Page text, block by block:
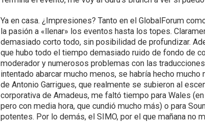
Ya en casa. ¿Impresiones? Tanto en el GlobalForum
la pasión a «llenar» los eventos hasta los topes.
demasiado corto todo, sin posibilidad de profundizar.
que hubo todo el tiempo demasiado ruido de fondo de
moderador y numerosos problemas con las
intentado abarcar mucho menos, se habría hecho
de Antonio Garrigues, que realmente se subieron al
corporativa de Amadeus, me faltó tiempo para Wales
pero con media hora, que cundió mucho más) o para
potentes. Por lo demás, el SIMO, por el que mañana no